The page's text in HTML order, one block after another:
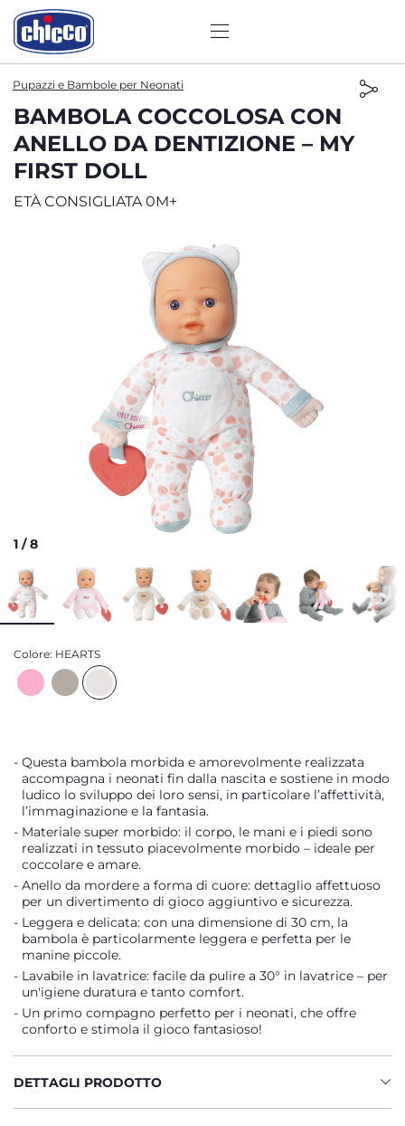
Pupazzi e Bambole per Neonati
BAMBOLA COCCOLOSA CON
ANELLO DA DENTIZIONE – MY
FIRST DOLL
ETÀ CONSIGLIATA 0M+
1 /8
Colore: HEARTS
Questa bambola morbida e amorevolmente realizzata
accompagna i neonati fin dalla nascita e sostiene in modo
ludico lo sviluppo dei loro sensi, in particolare l’affettività,
l’immaginazione e la fantasia.
Materiale super morbido: il corpo, le mani e i piedi sono
realizzati in tessuto piacevolmente morbido – ideale per
coccolare e amare.
Anello da mordere a forma di cuore: dettaglio affettuoso
per un divertimento di gioco aggiuntivo e sicurezza.
Leggera e delicata: con una dimensione di 30 cm, la
bambola è particolarmente leggera e perfetta per le
manine piccole.
Lavabile in lavatrice: facile da pulire a 30° in lavatrice – per
un'igiene duratura e tanto comfort.
Un primo compagno perfetto per i neonati, che offre
conforto e stimola il gioco fantasioso!
DETTAGLI PRODOTTO